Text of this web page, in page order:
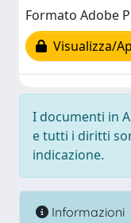
Formato Adobe
Visualizza/
I documenti in
e tutti i diritti
indicazione.
Informazioni